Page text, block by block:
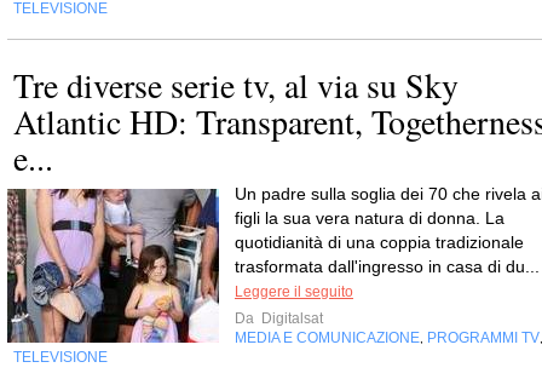
TELEVISIONE
Tre diverse serie tv, al via su Sky
Atlantic HD: Transparent,
e...
Un padre sulla soglia dei 70 che rivela
figli la sua vera natura di donna. La
quotidianità di una coppia tradizionale
trasformata dall'ingresso in casa di du...
Leggere il seguito
Da Digitalsat
MEDIA E COMUNICAZIONE PROGRAMMI TV
TELEVISIONE